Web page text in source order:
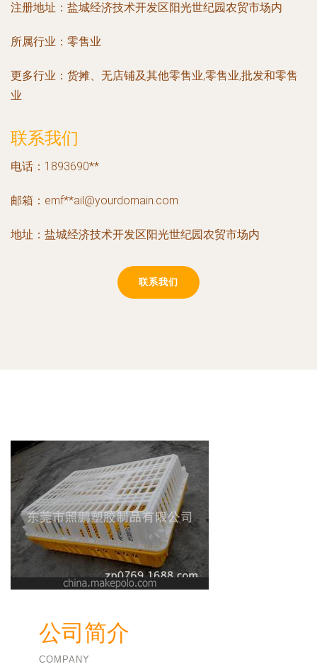
注册地址： 盐城经济技术开发区阳光世纪园农贸市场内
所属行业： 零售业
更多行业： 货摊、无店铺及其他零售业,零售业,批发和零售
业
联系我们
电话：1893690**
邮箱：emf**ail@yourdomain.com
地址：盐城经济技术开发区阳光世纪园农贸市场内
联系我们
公司简介
COMPANY